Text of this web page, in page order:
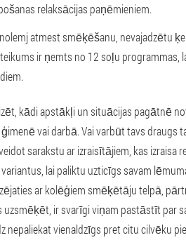
relaksācijas paņēmieniem.
atmest smēķēšanu, nevajadzētu
ir ņemts no 12 soļu programmas,
kādi apstākļi un situācijas pagātnē
vai darbā. Vai varbūt tavs
sarakstu ar izraisītājiem, kas izraisa
lai paliktu uzticīgs savam
ar kolēģiem smēķētāju telpā,
ir svarīgi viņam pastāstīt par
nepaliekat vienaldzīgs pret citu cilvēku